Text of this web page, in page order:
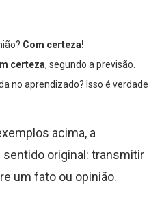
Com certeza!
certeza, segundo a previsão.
no aprendizado? Isso é verdade
acima, a
original: transmitir
um fato ou opinião.